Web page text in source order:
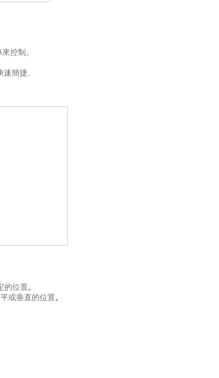
控制。
速簡捷。
的位置。
或垂直的位置。